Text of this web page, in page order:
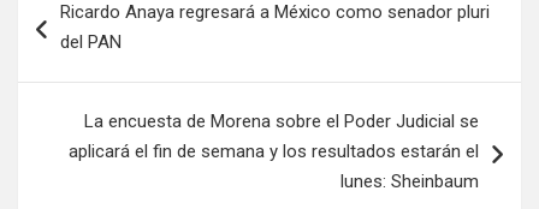
de
Ricardo Anaya regresará a México como senador pluri
del PAN
La encuesta de Morena sobre el Poder Judicial se
aplicará el fin de semana y los resultados estarán el
lunes: Sheinbaum